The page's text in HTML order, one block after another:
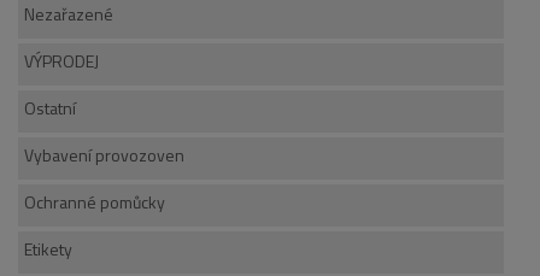
Nezařazené
VÝPRODEJ
Ostatní
Vybavení provozoven
Ochranné pomůcky
Etikety